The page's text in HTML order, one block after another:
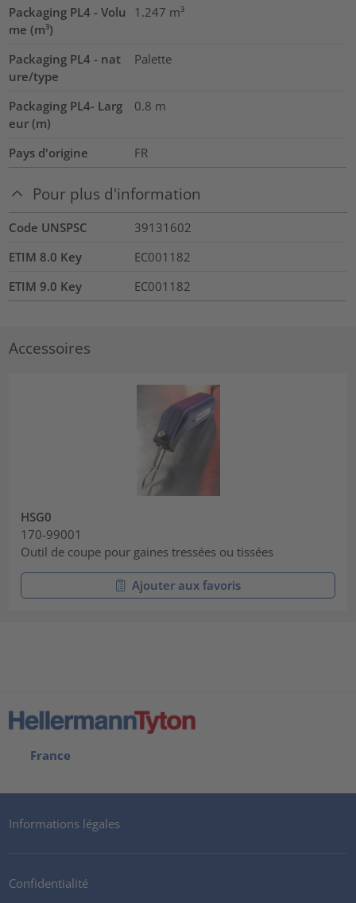
Packaging PL4 - Volu
me (m³)
1.247 m³
Packaging PL4 - nat
ure/type
Palette
Packaging PL4- Larg
eur (m)
0.8 m
Pays d'origine FR
Pour plus d'information
Code UNSPSC
39131602
ETIM 8.0 Key
EC001182
ETIM 9.0 Key
EC001182
Accessoires
HSG0
170-99001
Outil de coupe pour gaines tressées ou tissées
Ajouter aux favoris
France
Informations légales
Confidentialité